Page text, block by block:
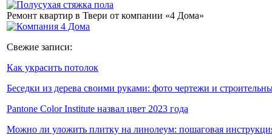
Ремонт квартир в Твери от компании «4 Дома»
Свежие записи:
Как украсить потолок
Беседки из дерева своими руками: фото чертежи и
Pantone Color Institute назвал цвет 2023 года
Можно ли уложить плитку на линолеум: пошаговая